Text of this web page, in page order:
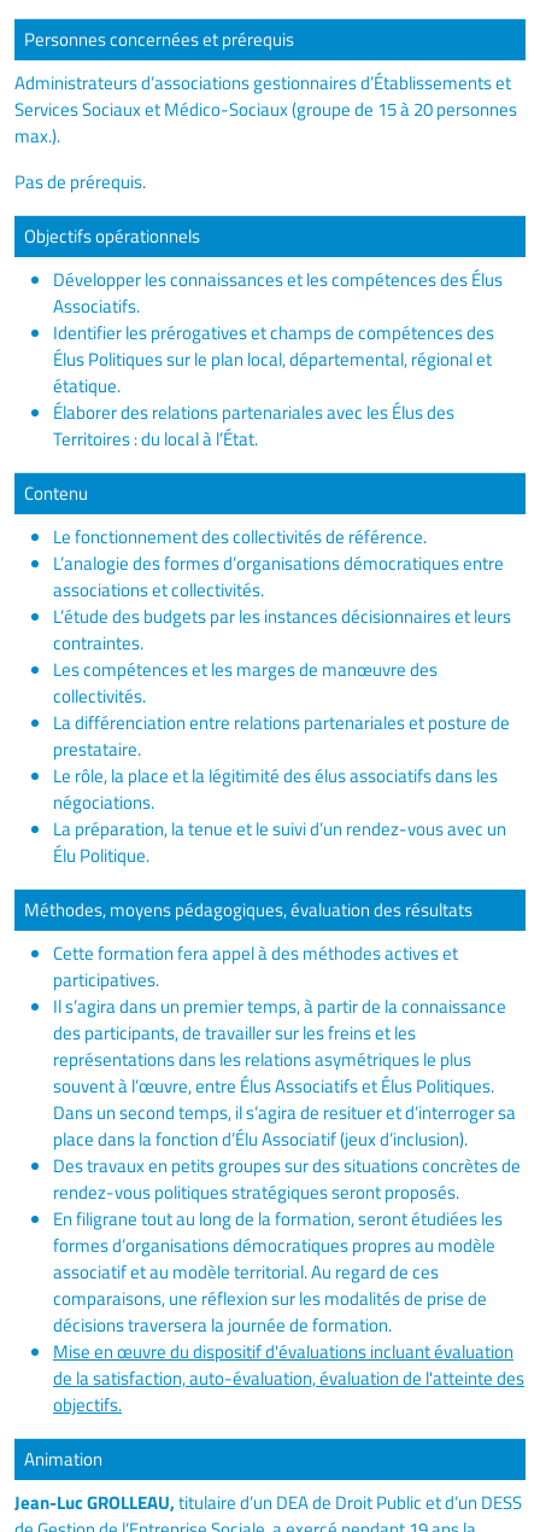
Personnes concernées et prérequis
Administrateurs d’associations gestionnaires d’Établissements et
Services Sociaux et Médico-Sociaux (groupe de 15 à 20 personnes
max.).
Pas de prérequis.
Objectifs opérationnels
Développer les connaissances et les compétences des Élus
Associatifs.
Identifier les prérogatives et champs de compétences des
Élus Politiques sur le plan local, départemental, régional et
étatique.
Élaborer des relations partenariales avec les Élus des
Territoires : du local à l’État.
Contenu
Le fonctionnement des collectivités de référence.
L’analogie des formes d’organisations démocratiques entre
associations et collectivités.
L’étude des budgets par les instances décisionnaires et leurs
contraintes.
Les compétences et les marges de manœuvre des
collectivités.
La différenciation entre relations partenariales et posture de
prestataire.
Le rôle, la place et la légitimité des élus associatifs dans les
négociations.
La préparation, la tenue et le suivi d’un rendez-vous avec un
Élu Politique.
Méthodes, moyens pédagogiques, évaluation des résultats
Cette formation fera appel à des méthodes actives et
participatives.
Il s’agira dans un premier temps, à partir de la connaissance
des participants, de travailler sur les freins et les
représentations dans les relations asymétriques le plus
souvent à l’œuvre, entre Élus Associatifs et Élus Politiques.
Dans un second temps, il s’agira de resituer et d’interroger sa
place dans la fonction d’Élu Associatif (jeux d’inclusion).
Des travaux en petits groupes sur des situations concrètes de
rendez-vous politiques stratégiques seront proposés.
En filigrane tout au long de la formation, seront étudiées les
formes d’organisations démocratiques propres au modèle
associatif et au modèle territorial. Au regard de ces
comparaisons, une réflexion sur les modalités de prise de
décisions traversera la journée de formation.
Mise en œuvre du dispositif d'évaluations incluant évaluation
de la satisfaction, auto-évaluation, évaluation de l'atteinte des
objectifs.
Animation
Jean-Luc GROLLEAU,titulaire d’un DEA de Droit Public et d’un DESS